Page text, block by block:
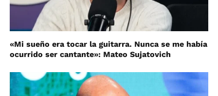
«Mi sueño era tocar la guitarra. Nunca se me había
ocurrido ser cantante»: Mateo Sujatovich